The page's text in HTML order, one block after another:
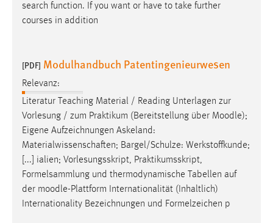
search function. If you want or have to take further
courses in addition
[PDF] Modulhandbuch Patentingenieurwesen
Relevanz:
Literatur Teaching Material / Reading Unterlagen zur
Vorlesung / zum Praktikum (Bereitstellung über Moodle);
Eigene Aufzeichnungen Askeland:
Materialwissenschaften; Bargel/Schulze: Werkstoffkunde;
[...] ialien; Vorlesungsskript, Praktikumsskript,
Formelsammlung und thermodynamische Tabellen auf
der moodle-Plattform Internationalität (Inhaltlich)
Internationality Bezeichnungen und Formelzeichen p